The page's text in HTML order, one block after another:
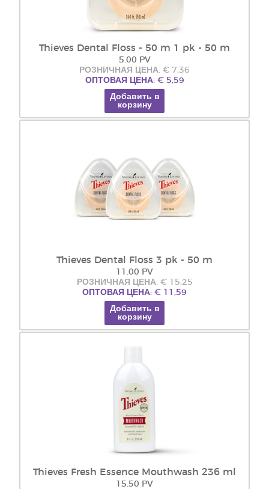
Thieves Dental Floss - 50 m 1 pk - 50 m
5.00 PV
РОЗНИЧНАЯ ЦЕНА: € 7,36
ОПТОВАЯ ЦЕНА: € 5,59
Добавить в
корзину
Thieves Dental Floss 3 pk - 50 m
11.00 PV
РОЗНИЧНАЯ ЦЕНА: € 15,25
ОПТОВАЯ ЦЕНА: € 11,59
Добавить в
корзину
Thieves Fresh Essence Mouthwash 236 ml
15.50 PV